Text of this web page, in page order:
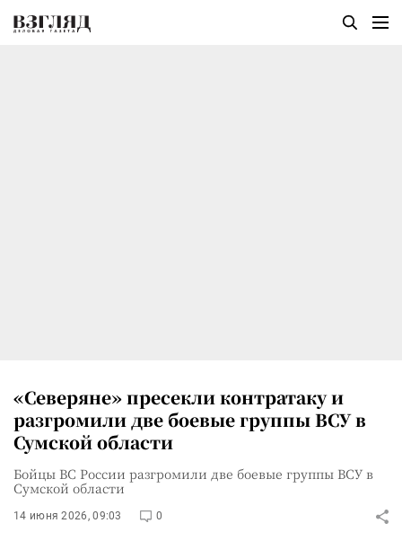
«Северяне» пресекли контратаку и
разгромили две боевые группы ВСУ в
Сумской области
Бойцы ВС России разгромили две боевые группы ВСУ в
Сумской области
14 июня 2026, 09:03 0